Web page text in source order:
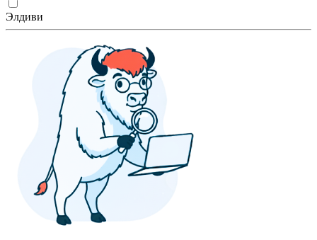
Элдиви